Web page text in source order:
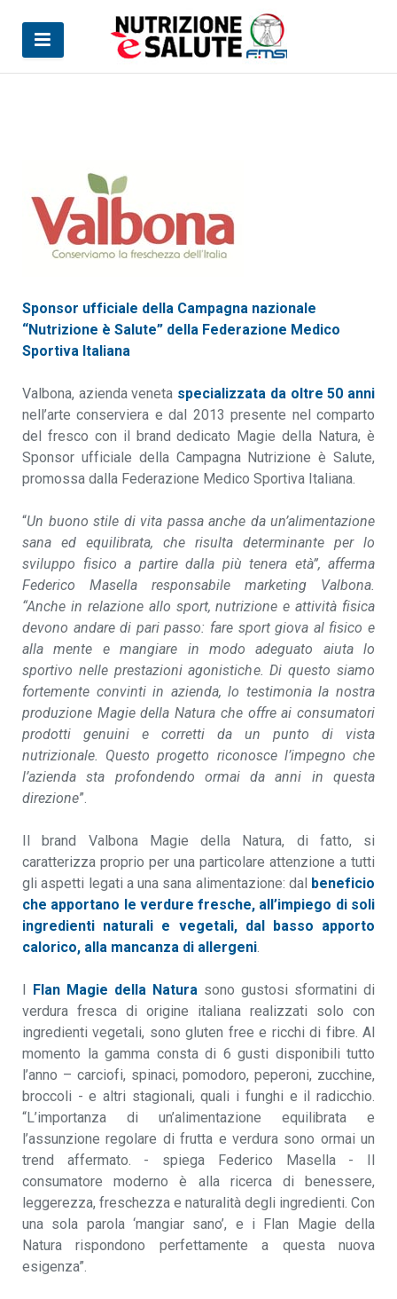
Sei qui: Home Partner Valbona
Sponsor ufficiale della Campagna nazionale
“Nutrizione è Salute” della Federazione Medico
Sportiva Italiana
Valbona, azienda veneta specializzata da oltre 50 anni
nell’arte conserviera e dal 2013 presente nel comparto
del fresco con il brand dedicato Magie della Natura, è
Sponsor ufficiale della Campagna Nutrizione è Salute,
promossa dalla Federazione Medico Sportiva Italiana.
“Un buono stile di vita passa anche da un’alimentazione
sana ed equilibrata, che risulta determinante per lo
sviluppo fisico a partire dalla più tenera età”, afferma
Federico Masella responsabile marketing Valbona.
“Anche in relazione allo sport, nutrizione e attività fisica
devono andare di pari passo: fare sport giova al fisico e
alla mente e mangiare in modo adeguato aiuta lo
sportivo nelle prestazioni agonistiche. Di questo siamo
fortemente convinti in azienda, lo testimonia la nostra
produzione Magie della Natura che offre ai consumatori
prodotti genuini e corretti da un punto di vista
nutrizionale. Questo progetto riconosce l’impegno che
l’azienda sta profondendo ormai da anni in questa
direzione”.
Il brand Valbona Magie della Natura, di fatto, si
caratterizza proprio per una particolare attenzione a tutti
gli aspetti legati a una sana alimentazione: dal beneficio
che apportano le verdure fresche, all’impiego di soli
ingredienti naturali e vegetali, dal basso apporto
calorico, alla mancanza di allergeni.
I Flan Magie della Natura sono gustosi sformatini di
verdura fresca di origine italiana realizzati solo con
ingredienti vegetali, sono gluten free e ricchi di fibre. Al
momento la gamma consta di 6 gusti disponibili tutto
l’anno – carciofi, spinaci, pomodoro, peperoni, zucchine,
broccoli - e altri stagionali, quali i funghi e il radicchio.
“L’importanza di un’alimentazione equilibrata e
l’assunzione regolare di frutta e verdura sono ormai un
trend affermato. - spiega Federico Masella - Il
consumatore moderno è alla ricerca di benessere,
leggerezza, freschezza e naturalità degli ingredienti. Con
una sola parola ‘mangiar sano’, e i Flan Magie della
Natura rispondono perfettamente a questa nuova
esigenza”.